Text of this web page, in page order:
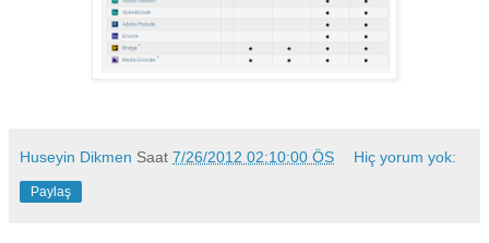
Huseyin Dikmen Saat 7/26/2012 02:10:00 ÖS Hiç yorum yok:
Paylaş